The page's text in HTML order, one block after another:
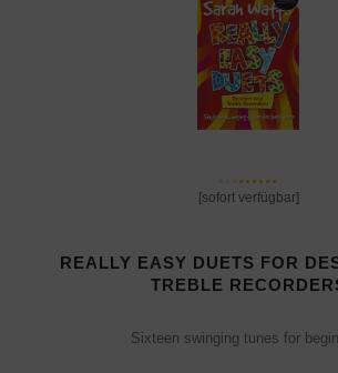
[sofort verfügbar]
REALLY EASY DUETS FOR
TREBLE
Sixteen swinging tunes for